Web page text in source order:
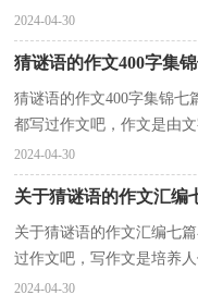
的心情。如何写一篇有思
2024-04-30
猜谜语的作文400字集
猜谜语的作文400字集锦七
都写过作文吧，作文是由
织来表达一个主题意义的
2024-04-30
关于猜谜语的作文汇编
关于猜谜语的作文汇编七
过作文吧，写作文是培养
记忆力的重要手段。那么
2024-04-30